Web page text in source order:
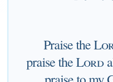
Praise the
praise theLord